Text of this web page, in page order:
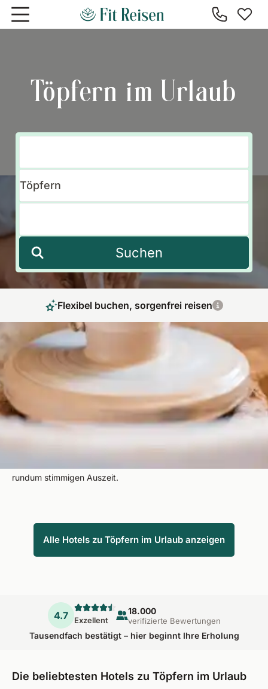
Zum Hauptinhalt springen
Töpfern im Urlaub
Suchen
Flexibel buchen, sorgenfrei reisen
Töpfern im Urlaub kreativ erleben
Töpfern im Urlaub verbindet kreative Entfaltung mit
wohltuender Erholung. Entdecken Sie inspirierende
Töpferkurse mit Übernachtung, in denen Sie mit Ton und
Unterkünften neue Energie tanken. Fit Reisen verbindet
rundum stimmigen Auszeit.
Alle Hotels zu Töpfern im Urlaub anzeigen
4.7 Exzellent
18.000
verifizierte Bewertungen
Tausendfach bestätigt – hier beginnt Ihre Erholung
Die beliebtesten Hotels zu Töpfern im Urlaub